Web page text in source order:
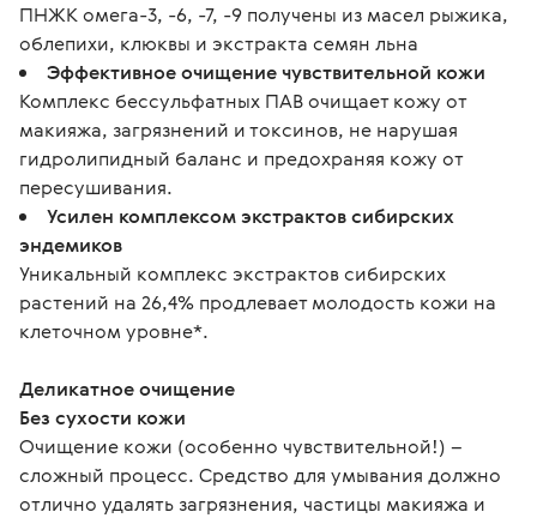
ПНЖК омега-3, -6, -7, -9 получены из масел рыжика,
облепихи, клюквы и экстракта семян льна
Эффективное очищение чувствительной кожи
Комплекс бессульфатных ПАВ очищает кожу от
макияжа, загрязнений и токсинов, не нарушая
гидролипидный баланс и предохраняя кожу от
пересушивания.
Усилен комплексом экстрактов сибирских
эндемиков
Уникальный комплекс экстрактов сибирских
растений на 26,4% продлевает молодость кожи на
клеточном уровне*.
Деликатное очищение
Без сухости кожи
Очищение кожи (особенно чувствительной!) –
сложный процесс. Средство для умывания должно
отлично удалять загрязнения, частицы макияжа и